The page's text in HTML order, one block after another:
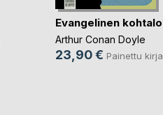
Evangelinen kohtalo
Arthur Conan Doyle
23,90 € Painettu kirja